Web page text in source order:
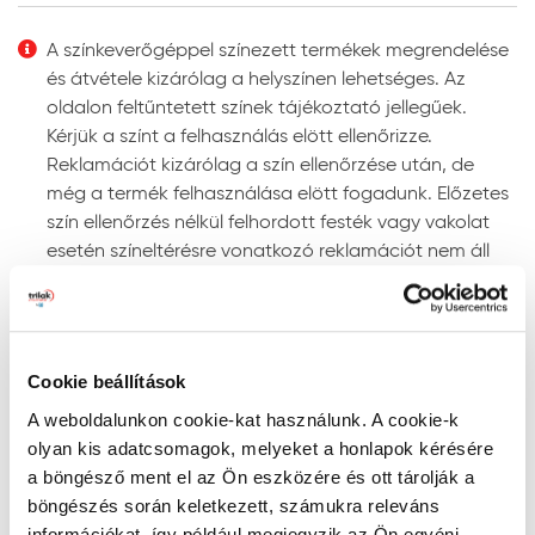
Cookie beállítások
A weboldalunkon cookie-kat használunk. A cookie-k
olyan kis adatcsomagok, melyeket a honlapok kérésére
a böngésző ment el az Ön eszközére és ott tárolják a
böngészés során keletkezett, számukra releváns
paramétereket az adott géptípushoz kell beállítani.
Színezhetőség:színkeverőgépen több ezer UV-álló
színben színezhető.
Megjegyzés: a javasolt rétegfelépítések minden esetben
a legjobb tudásunk szerinti ajánlások, és nem mentesítik
a felhasználót az adott festendő felület vizsgálatától.
Gépi színkeverés: a színkeverőgép a kiválasztott
alkalmazzon „nem fényálló” jelzéssel ellátott színt
kifakulhatnak.
A gépi színkeverés pontosságának megítélésére
megfelelő színmérő berendezés alkalmas, mivel a
szemünkkel látott színt sok tényező (a referencia
A színkeverőgéppel színezett termékek megrendelése
és átvétele kizárólag a helyszínen lehetséges. Az
oldalon feltűntetett színek tájékoztató jellegűek.
Kérjük a színt a felhasználás elött ellenőrizze.
Reklamációt kizárólag a szín ellenőrzése után, de
még a termék felhasználása elött fogadunk. Előzetes
szín ellenőrzés nélkül felhordott festék vagy vakolat
esetén színeltérésre vonatkozó reklamációt nem áll
Szín keresése kód szerint
RAL, NCS, és PPG Voice of Color színskálákban történő
alábbiak szerint:
- RAL kód: a RAL szó után szóközzel írjon be 4
számkaraktert (pl. RAL 7001)
- NCS kód: az S betű után szóközzel írjon be 4